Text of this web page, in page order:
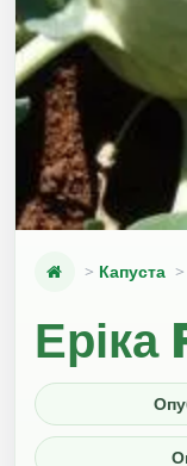
Капуста
Еріка